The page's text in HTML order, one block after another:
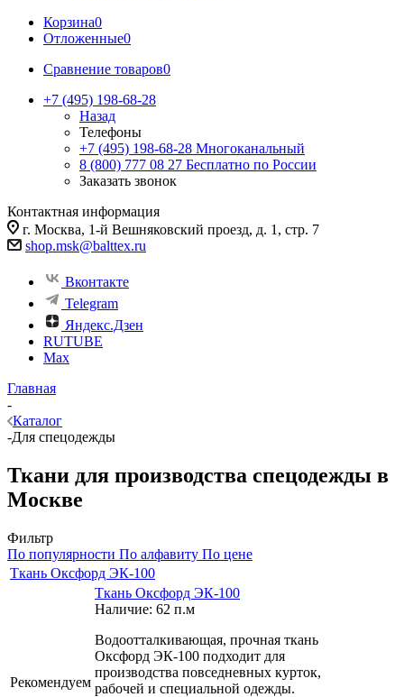
Корзина0
Отложенные0
Сравнение товаров0
+7 (495) 198-68-28
Назад
Телефоны
+7 (495) 198-68-28 Многоканальный
8 (800) 777 08 27 Бесплатно по России
Заказать звонок
Контактная информация
г. Москва, 1-й Вешняковский проезд, д. 1, стр. 7
shop.msk@balttex.ru
Вконтакте
Telegram
Яндекс.Дзен
RUTUBE
Max
Главная
-
Каталог
-Для спецодежды
Ткани для производства спецодежды в
Москве
Фильтр
По популярности По алфавиту По цене
Ткань Оксфорд ЭК-100
Рекомендуем
Ткань Оксфорд ЭК-100
Наличие: 62 п.м
Водоотталкивающая, прочная ткань
Оксфорд ЭК-100 подходит для
производства повседневных курток,
рабочей и специальной одежды.